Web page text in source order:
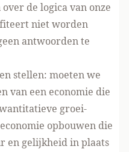
de logica van onze
niet worden
antwoorden te
stellen: moeten we
van een economie die
groei-
opbouwen die
en gelijkheid in plaats